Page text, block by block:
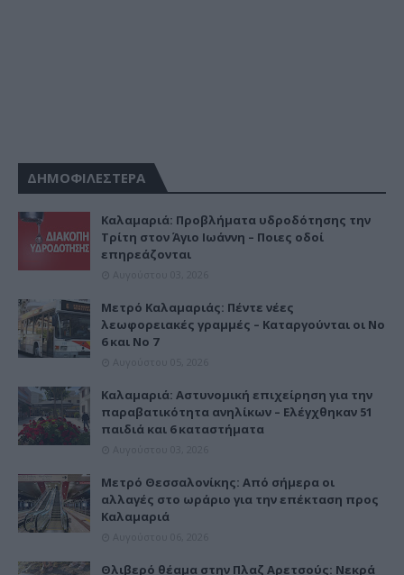
ΔΗΜΟΦΙΛΕΣΤΕΡΑ
Καλαμαριά: Προβλήματα υδροδότησης την
Τρίτη στον Άγιο Ιωάννη – Ποιες οδοί
επηρεάζονται
Μετρό Καλαμαριάς: Πέντε νέες
λεωφορειακές γραμμές – Καταργούνται οι Νο
6 και Νο 7
Καλαμαριά: Αστυνομική επιχείρηση για την
παραβατικότητα ανηλίκων – Ελέγχθηκαν 51
παιδιά και 6 καταστήματα
Μετρό Θεσσαλονίκης: Από σήμερα οι
αλλαγές στο ωράριο για την επέκταση προς
Καλαμαριά
Θλιβερό θέαμα στην Πλαζ Αρετσούς: Νεκρά